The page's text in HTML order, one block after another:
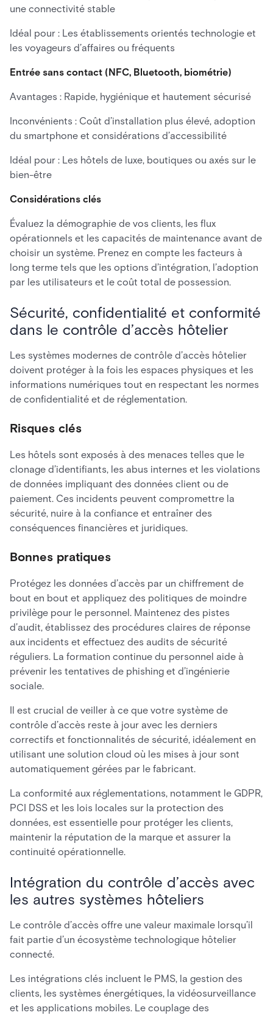
une connectivité stable
Idéal pour : Les établissements orientés technologie et
les voyageurs d’affaires ou fréquents
Entrée sans contact (NFC, Bluetooth, biométrie)
Avantages : Rapide, hygiénique et hautement sécurisé
Inconvénients : Coût d’installation plus élevé, adoption
du smartphone et considérations d’accessibilité
Idéal pour : Les hôtels de luxe, boutiques ou axés sur le
bien-être
Considérations clés
Évaluez la démographie de vos clients, les flux
opérationnels et les capacités de maintenance avant de
choisir un système. Prenez en compte les facteurs à
long terme tels que les options d’intégration, l’adoption
par les utilisateurs et le coût total de possession.
Sécurité, confidentialité et conformité
dans le contrôle d’accès hôtelier
Les systèmes modernes de contrôle d’accès hôtelier
doivent protéger à la fois les espaces physiques et les
informations numériques tout en respectant les normes
de confidentialité et de réglementation.
Risques clés
Les hôtels sont exposés à des menaces telles que le
clonage d’identifiants, les abus internes et les violations
de données impliquant des données client ou de
paiement. Ces incidents peuvent compromettre la
sécurité, nuire à la confiance et entraîner des
conséquences financières et juridiques.
Bonnes pratiques
Protégez les données d’accès par un chiffrement de
bout en bout et appliquez des politiques de moindre
privilège pour le personnel. Maintenez des pistes
d’audit, établissez des procédures claires de réponse
aux incidents et effectuez des audits de sécurité
réguliers. La formation continue du personnel aide à
prévenir les tentatives de phishing et d’ingénierie
sociale.
Il est crucial de veiller à ce que votre système de
contrôle d’accès reste à jour avec les derniers
correctifs et fonctionnalités de sécurité, idéalement en
utilisant une solution cloud où les mises à jour sont
automatiquement gérées par le fabricant.
La conformité aux réglementations, notamment le GDPR,
PCI DSS et les lois locales sur la protection des
données, est essentielle pour protéger les clients,
maintenir la réputation de la marque et assurer la
continuité opérationnelle.
Intégration du contrôle d’accès avec
les autres systèmes hôteliers
Le contrôle d’accès offre une valeur maximale lorsqu’il
fait partie d’un écosystème technologique hôtelier
connecté.
Les intégrations clés incluent le PMS, la gestion des
clients, les systèmes énergétiques, la vidéosurveillance
et les applications mobiles. Le couplage des